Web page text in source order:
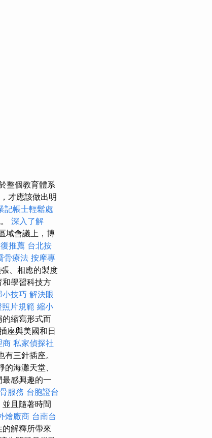
整個教育體系
才應該做出明
記帳士輕鬆處
深入了解
域會議上，博
推薦 台北按
骨療法 按摩專
、相應的製度
學習科技方
小技巧 解決眼
片規範 縮小
縮寫形式而
座與美國和日
商 私家偵探社
三針插座。
海灘天堂、
感興趣的一
服務 台胞證台
且隨著時間
燴廠商 台南台
解釋所帶來